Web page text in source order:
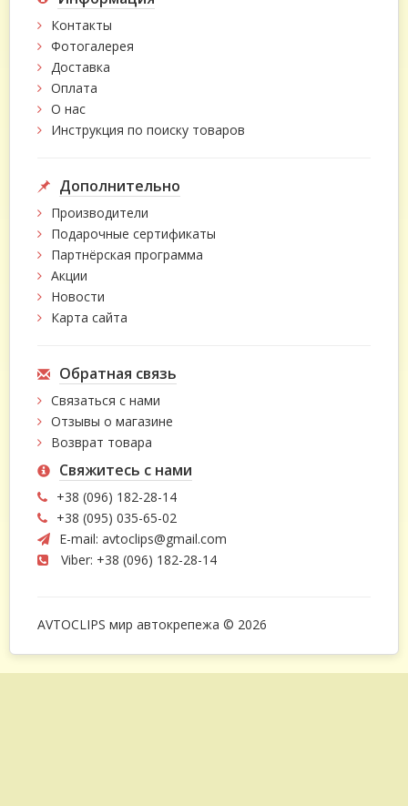
Контакты
Фотогалерея
Доставка
Оплата
О нас
Инструкция по поиску товаров
Дополнительно
Производители
Подарочные сертификаты
Партнёрская программа
Акции
Новости
Карта сайта
Обратная связь
Связаться с нами
Отзывы о магазине
Возврат товара
Свяжитесь с нами
+38 (096) 182-28-14
+38 (095) 035-65-02
E-mail: avtoclips@gmail.com
Viber: +38 (096) 182-28-14
AVTOCLIPS мир автокрепежа © 2026